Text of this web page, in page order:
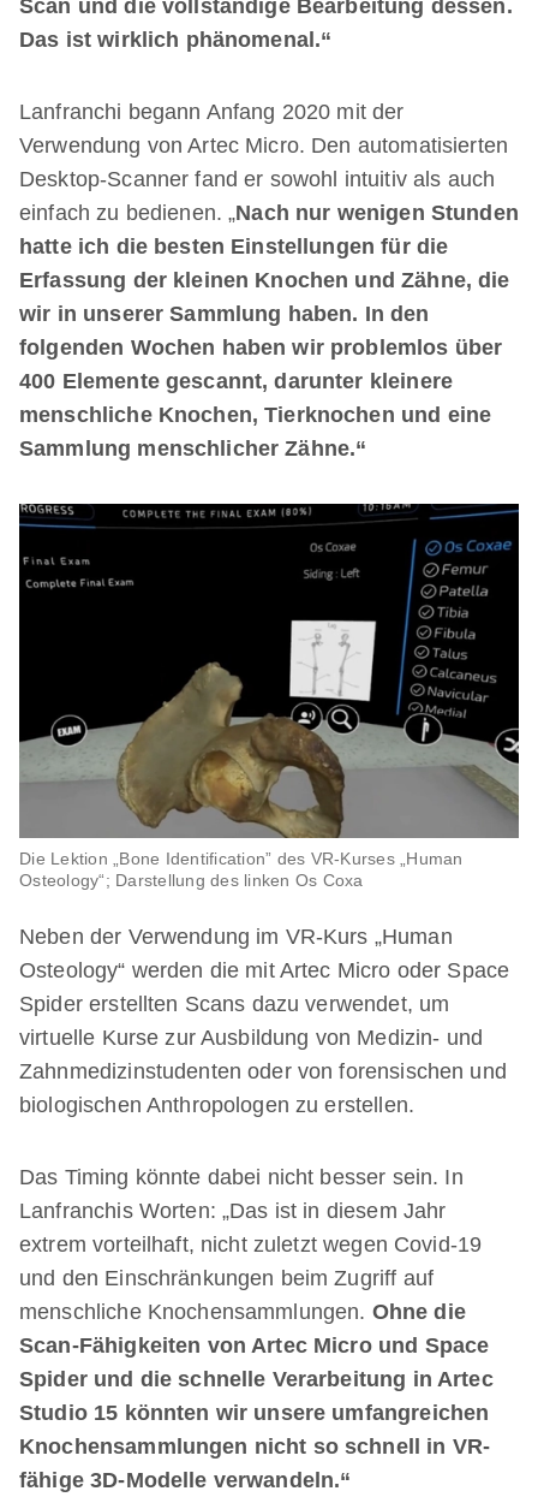
Scan und die vollständige Bearbeitung dessen.
Das ist wirklich phänomenal.“
Lanfranchi begann Anfang 2020 mit der
Verwendung von Artec Micro. Den automatisierten
Desktop-Scanner fand er sowohl intuitiv als auch
einfach zu bedienen. „Nach nur wenigen Stunden
hatte ich die besten Einstellungen für die
Erfassung der kleinen Knochen und Zähne, die
wir in unserer Sammlung haben. In den
folgenden Wochen haben wir problemlos über
400 Elemente gescannt, darunter kleinere
menschliche Knochen, Tierknochen und eine
Sammlung menschlicher Zähne.“
Die Lektion „Bone Identification” des VR-Kurses „Human
Osteology“; Darstellung des linken Os Coxa
Neben der Verwendung im VR-Kurs „Human
Osteology“ werden die mit Artec Micro oder Space
Spider erstellten Scans dazu verwendet, um
virtuelle Kurse zur Ausbildung von Medizin- und
Zahnmedizinstudenten oder von forensischen und
biologischen Anthropologen zu erstellen.
Das Timing könnte dabei nicht besser sein. In
Lanfranchis Worten: „Das ist in diesem Jahr
extrem vorteilhaft, nicht zuletzt wegen Covid-19
und den Einschränkungen beim Zugriff auf
menschliche Knochensammlungen. Ohne die
Scan-Fähigkeiten von Artec Micro und Space
Spider und die schnelle Verarbeitung in Artec
Studio 15 könnten wir unsere umfangreichen
Knochensammlungen nicht so schnell in VR-
fähige 3D-Modelle verwandeln.“